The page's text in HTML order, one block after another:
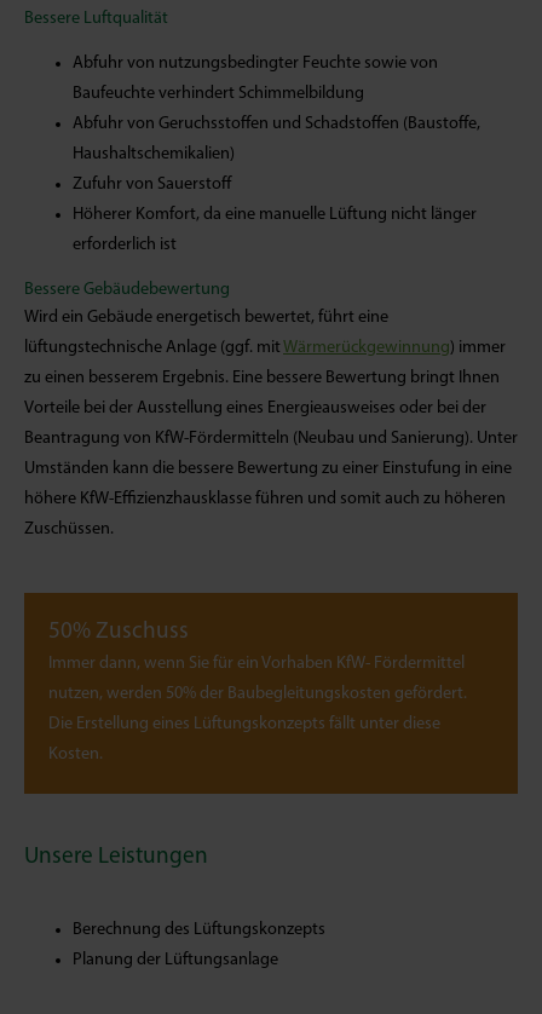
Bessere Luftqualität
Abfuhr von nutzungsbedingter Feuchte sowie von
Baufeuchte verhindert Schimmelbildung
Abfuhr von Geruchsstoffen und Schadstoffen (Baustoffe,
Haushaltschemikalien)
Zufuhr von Sauerstoff
Höherer Komfort, da eine manuelle Lüftung nicht länger
erforderlich ist
Bessere Gebäudebewertung
Wird ein Gebäude energetisch bewertet, führt eine
lüftungstechnische Anlage (ggf. mit Wärmerückgewinnung) immer
zu einen besserem Ergebnis. Eine bessere Bewertung bringt Ihnen
Vorteile bei der Ausstellung eines Energieausweises oder bei der
Beantragung von KfW-Fördermitteln (Neubau und Sanierung). Unter
Umständen kann die bessere Bewertung zu einer Einstufung in eine
höhere KfW-Effizienzhausklasse führen und somit auch zu höheren
Zuschüssen.
50% Zuschuss
Immer dann, wenn Sie für ein Vorhaben KfW- Fördermittel
nutzen, werden 50% der Baubegleitungskosten gefördert.
Die Erstellung eines Lüftungskonzepts fällt unter diese
Kosten.
Unsere Leistungen
Berechnung des Lüftungskonzepts
Planung der Lüftungsanlage